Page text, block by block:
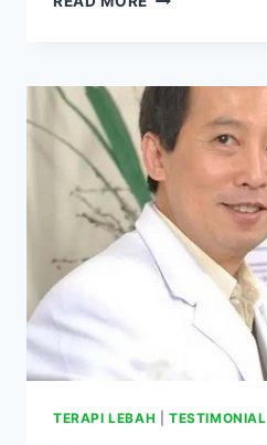
TIDAK
KENAL
CAPEK
TERAPI LEBAH TESTIMONIAL